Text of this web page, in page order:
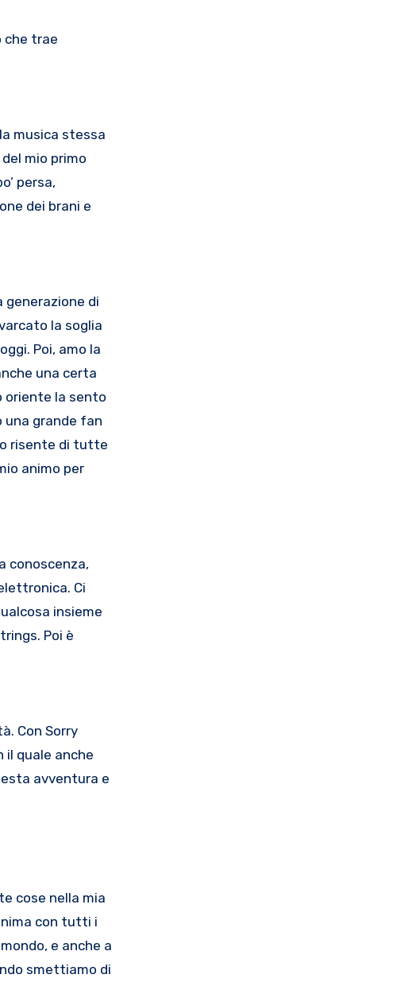
che trae
musica stessa
mio primo
persa,
dei brani e
generazione di
la soglia
Poi, amo la
una certa
oriente la sento
una grande fan
risente di tutte
animo per
conoscenza,
Ci
insieme
Poi è
Con Sorry
il quale anche
avventura e
cose nella mia
con tutti i
e anche a
smettiamo di